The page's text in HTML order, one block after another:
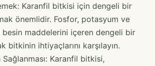
Karanfil bitkisi için dengeli bir
önemlidir. Fosfor, potasyum ve
maddelerini içeren dengeli bir
bitkinin ihtiyaçlarını karşılayın.
Karanfil bitkisi,